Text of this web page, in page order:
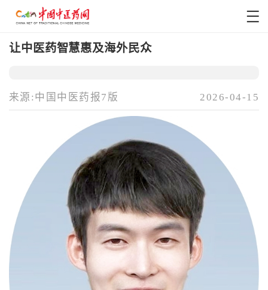
让中医药智慧惠及海外民众
来源:中国中医药报7版 2026-04-15